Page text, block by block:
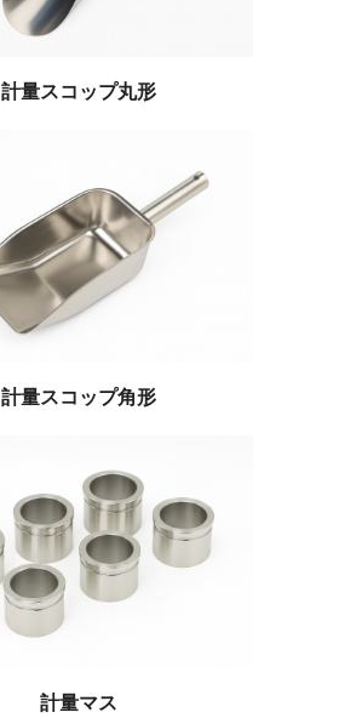
計量スコップ丸形
計量スコップ角形
計量マス